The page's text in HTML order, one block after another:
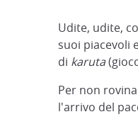
Udite, udite,
suoi piacevoli
di karuta
Per non
l'arrivo del